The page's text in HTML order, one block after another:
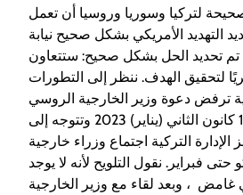
لتركيا وسوريا وروسيا أن تعمل
التهديد الأمريكي بشكل صحيح نيابة
تم تحديد الحل بشكل صحيح: ستتعاون
لتحقيق الهدف. ننظر إلى التطورات
ترفض دعوة وزير الخارجية الروسي
إلى موسكو في 14 كانون الثاني (يناير) 2023 وتتوجه إلى
الإدارة التركية اجتماع وزراء خارجية
فبراير. نقول التلويح لأنه لا يوجد
غامض ، وبعد لقاء مع وزير الخارجية